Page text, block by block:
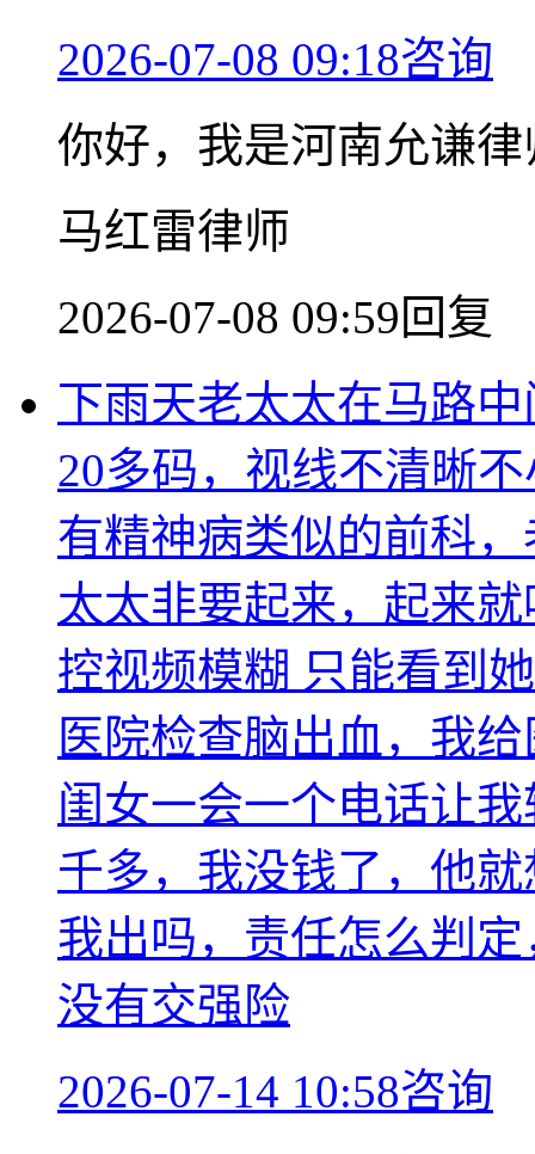
2026-07-08 09:18咨询
你好，我是河南允谦
马红雷律师
2026-07-08 09:59回复
下雨天老太太在马路
20多码，视线不清晰
有精神病类似的前科
太太非要起来，起来
控视频模糊 只能看到
医院检查脑出血，我
闺女一会一个电话让
千多，我没钱了，他
我出吗，责任怎么判
没有交强险
2026-07-14 10:58咨询